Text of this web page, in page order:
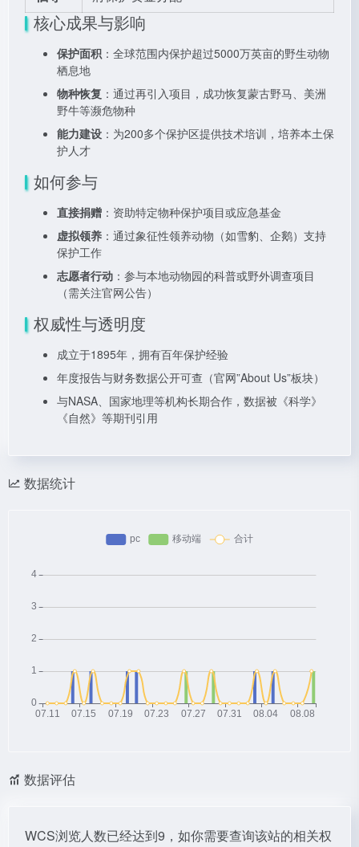
核心成果与影响
保护面积 ：全球范围内保护超过5000万英亩的野生动物
栖息地
物种恢复 ：通过再引入项目，成功恢复蒙古野马、美洲
野牛等濒危物种
能力建设 ：为200多个保护区提供技术培训，培养本土保
护人才
如何参与
直接捐赠 ：资助特定物种保护项目或应急基金
虚拟领养 ：通过象征性领养动物（如雪豹、企鹅）支持
保护工作
志愿者行动 ：参与本地动物园的科普或野外调查项目
（需关注官网公告）
权威性与透明度
成立于1895年，拥有百年保护经验
年度报告与财务数据公开可查（官网”About Us”板块）
与NASA、国家地理等机构长期合作，数据被《科学》
《自然》等期刊引用
数据统计
数据评估
WCS浏览人数已经达到9，如你需要查询该站的相关权